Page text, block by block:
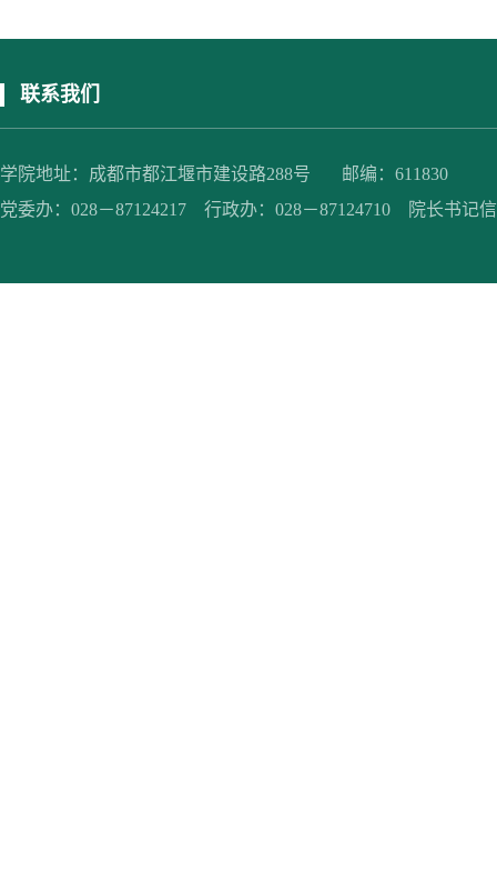
联系我们
学院地址：成都市都江堰市建设路288号 邮编：611830
党委办：028－87124217 行政办：028－87124710 院长书记信